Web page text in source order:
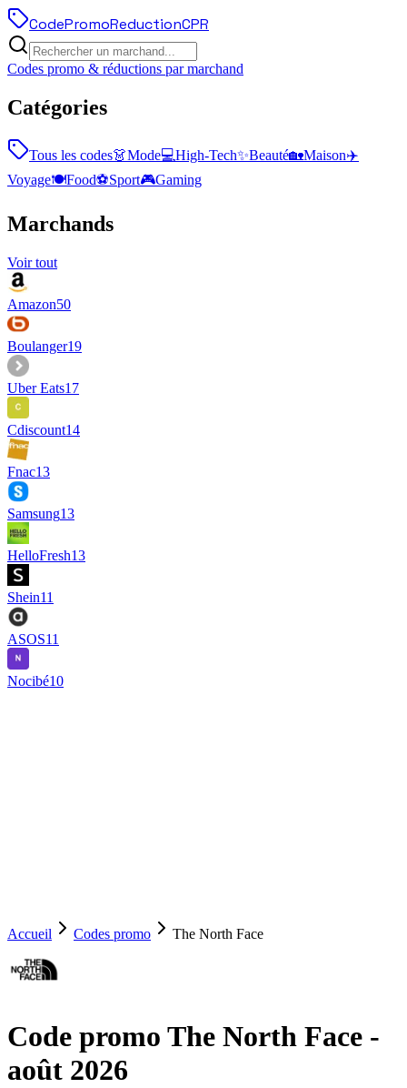
CodePromoReductionCPR
Codes promo & réductions par marchand
Catégories
Tous les codes👗Mode💻High-Tech✨Beauté🏡Maison✈️
Voyage🍽️Food⚽Sport🎮Gaming
Marchands
Voir tout
Amazon50
Boulanger19
Uber Eats17
Cdiscount14
Fnac13
Samsung13
HelloFresh13
Shein11
ASOS11
Nocibé10
Accueil Codes promo The North Face
Code promo The North Face -
août 2026